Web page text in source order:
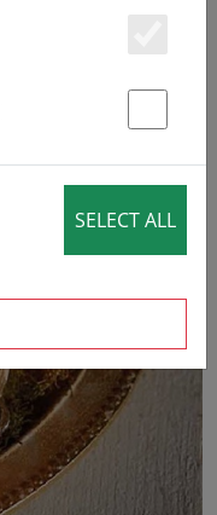
›
SELECT ALL